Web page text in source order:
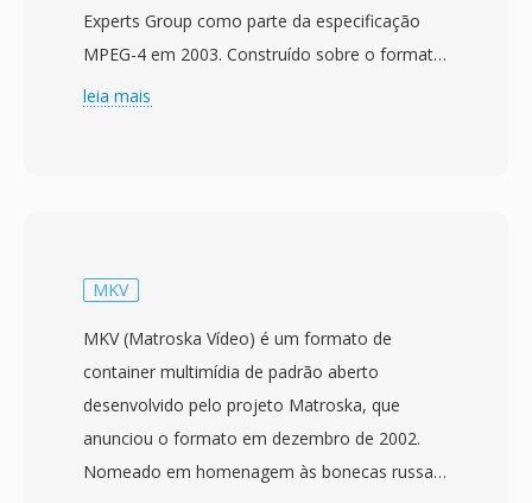
Experts Group como parte da especificação
MPEG-4 em 2003. Construído sobre o formato
de mídia base ISO (MPEG-4 Part 12), que por
H.264 ou H.265 com áudio AAC, embora
alternativos incluindo AV1, VP9, MPEG-4 Visual,
AC-3 e ALAC. O design suporta recursos
avançados como dicas de streaming para
marcadores de capitulo, múltiplas faixas de
leia mais
MKV
MKV (Matroska Vídeo) é um formato de
container multimídia de padrão aberto
desenvolvido pelo projeto Matroska, que
anunciou o formato em dezembro de 2002.
Nomeado em homenagem às bonecas russas